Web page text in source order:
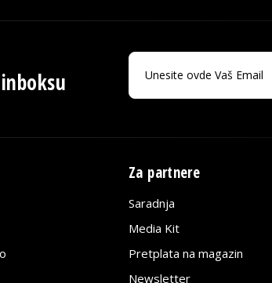
Za partnere
Saradnja
Media Kit
Pretplata na magazin
Newsletter